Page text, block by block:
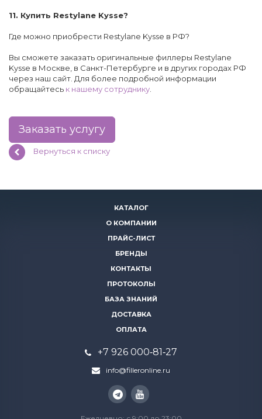
11. Купить Restylane Kysse?
Где можно приобрести Restylane Kysse в РФ?
​​Вы сможете заказать оригинальные филлеры Restylane
Kysse в Москве, в Санкт-Петербурге и в других городах РФ
через наш сайт. Для более подробной информации
обращайтесь к нашему сотруднику
Заказать услугу
Вернуться к списку
КАТАЛОГ
О КОМПАНИИ
ПРАЙС-ЛИСТ
БРЕНДЫ
КОНТАКТЫ
ПРОТОКОЛЫ
БАЗА ЗНАНИЙ
ДОСТАВКА
ОПЛАТА
+7 926 000‑81‑27
info@filleronline.ru